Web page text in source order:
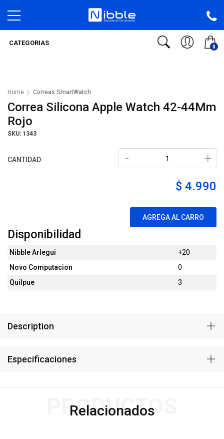
0
CATEGORIAS
Home Correas SmartWatch
Correa Silicona Apple Watch 42-44Mm
Rojo
SKU: 1343
CANTIDAD +
-
$ 4.990
AGREGA AL CARRO
Disponibilidad
Nibble Arlegui
+20
Novo Computacion
0
Quilpue
3
Description
Especificaciones
Relacionados
PRODUCTOS